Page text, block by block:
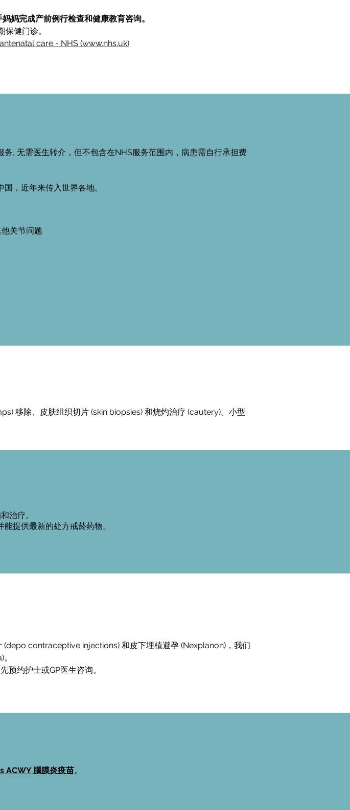
妈完成产前例行检查和健康教育咨询。
健门诊。
care - NHS (www.nhs.uk)
, 无需医生转介，但不包含在NHS服务范围内，病患需自行承担费
，近年来传入世界各地。
关节问题
移除、皮肤组织切片 (skin biopsies) 和烧灼治疗 (cautery)。小型
治疗。
提供最新的处方戒菸药物。
contraceptive injections) 和皮下埋植避孕 (Nexplanon)，我们
预约护士或GP医生咨询。
ACWY 腦膜炎疫苗。